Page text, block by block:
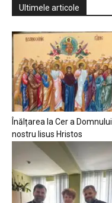
Ultimele articole
Înălțarea la Cer a Domnului
nostru Iisus Hristos